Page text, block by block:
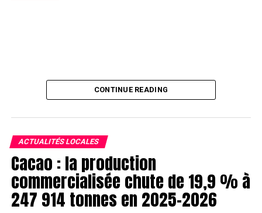
CONTINUE READING
ACTUALITÉS LOCALES
Cacao : la production
commercialisée chute de 19,9 % à
247 914 tonnes en 2025-2026